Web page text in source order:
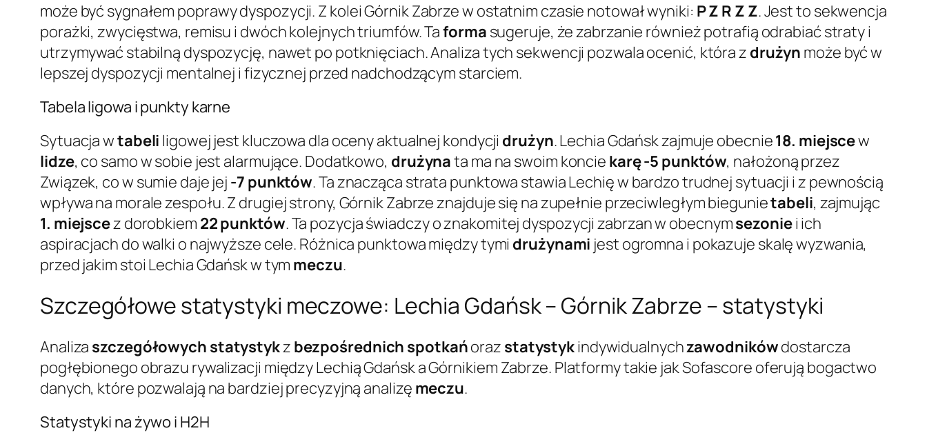
może być sygnałem poprawy dyspozycji. Z kolei Górnik Zabrze w ostatnim czasie notował wyniki: P Z R Z Z. Jest to sekwencja
porażki, zwycięstwa, remisu i dwóch kolejnych triumfów. Taforma sugeruje, że zabrzanie również potrafią odrabiać straty i
utrzymywać stabilną dyspozycję, nawet po potknięciach. Analiza tych sekwencji pozwala ocenić, która z drużyn może być w
lepszej dyspozycji mentalnej i fizycznej przed nadchodzącym starciem.
Tabela ligowa i punkty karne
Sytuacja wtabeli ligowej jest kluczowa dla oceny aktualnej kondycji drużyn. Lechia Gdańsk zajmuje obecnie18. miejscew
lidze, co samo w sobie jest alarmujące. Dodatkowo, drużynata ma na swoim koncie karę -5 punktów, nałożoną przez
Związek, co w sumie daje jej -7 punktów. Ta znacząca strata punktowa stawia Lechię w bardzo trudnej sytuacji i z pewnością
wpływa na morale zespołu. Z drugiej strony, Górnik Zabrze znajduje się na zupełnie przeciwległym biegunietabeli, zajmując
1. miejscez dorobkiem 22 punktów. Ta pozycja świadczy o znakomitej dyspozycji zabrzan w obecnymsezoniei ich
aspiracjach do walki o najwyższe cele. Różnica punktowa między tymi drużynami jest ogromna i pokazuje skalę wyzwania,
przed jakim stoi Lechia Gdańsk w tym meczu.
Szczegółowe statystyki meczowe: Lechia Gdańsk – Górnik Zabrze – statystyki
Analiza szczegółowych statystykz bezpośrednich spotkańoraz statystykindywidualnychzawodnikówdostarcza
pogłębionego obrazu rywalizacji między Lechią Gdańsk a Górnikiem Zabrze. Platformy takie jak Sofascore oferują bogactwo
danych, które pozwalają na bardziej precyzyjną analizę meczu.
Statystyki na żywo i H2H